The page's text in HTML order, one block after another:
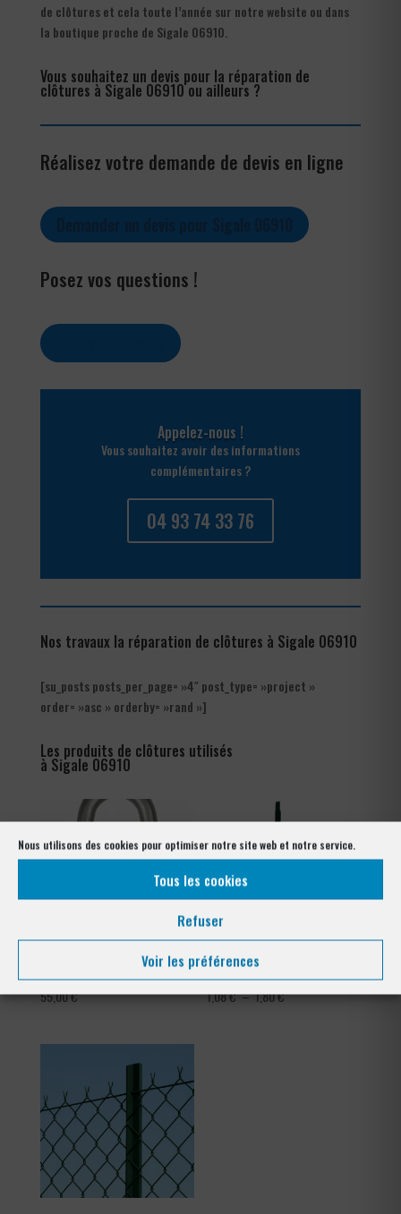
Nous utilisons des cookies pour optimiser notre site web et notre service.
Tous les cookies
Refuser
Voir les préférences
de clôtures et cela toute l’année sur notre website ou dans
la boutique proche de Sigale 06910.
Vous souhaitez un devis pour la réparation de
clôtures à Sigale 06910 ou ailleurs ?
Réalisez votre demande de devis en ligne
Posez vos questions !
Appelez-nous !
Vous souhaitez avoir des informations
complémentaires ?
04 93 74 33 76
Nos travaux la réparation de clôtures à Sigale 06910
[su_posts posts_per_page= »4″ post_type= »project »
order= »asc » orderby= »rand »]
Les produits de clôtures utilisés
à Sigale 06910
55,00€
Tendeur Plastifié
1,08€–1,80€Plage